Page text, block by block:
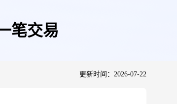
笔交易
更新时间：2026-07-22